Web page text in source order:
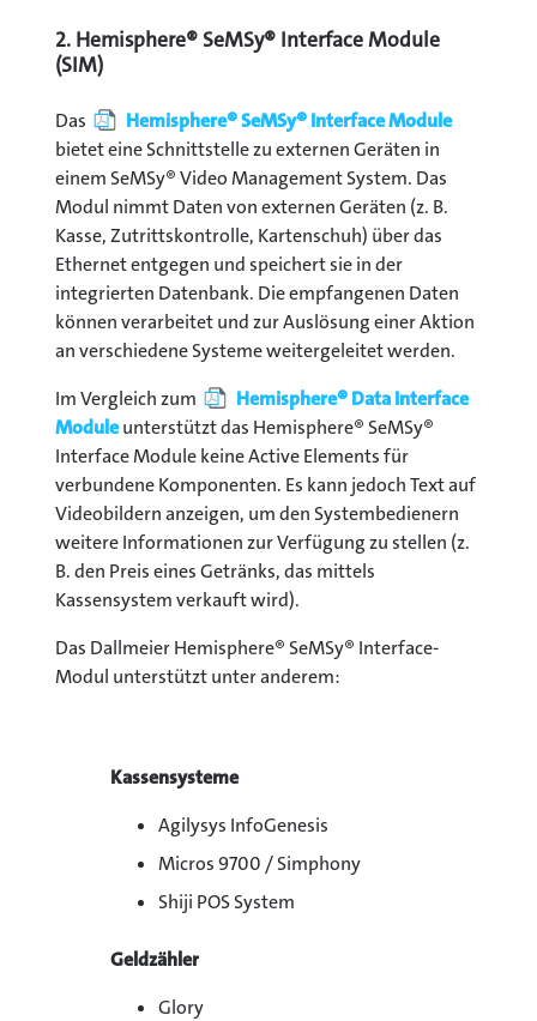
2. Hemisphere® SeMSy® Interface Module
(SIM)
Das
Hemisphere® SeMSy® Interface Module
bietet eine Schnittstelle zu externen Geräten in
einem SeMSy® Video Management System. Das
Modul nimmt Daten von externen Geräten (z. B.
Kasse, Zutrittskontrolle, Kartenschuh) über das
Ethernet entgegen und speichert sie in der
integrierten Datenbank. Die empfangenen Daten
können verarbeitet und zur Auslösung einer Aktion
an verschiedene Systeme weitergeleitet werden.
Im Vergleich zum
Hemisphere® Data Interface
Moduleunterstützt das Hemisphere® SeMSy®
Interface Module keine Active Elements für
verbundene Komponenten. Es kann jedoch Text auf
Videobildern anzeigen, um den Systembedienern
weitere Informationen zur Verfügung zu stellen (z.
B. den Preis eines Getränks, das mittels
Kassensystem verkauft wird).
Das Dallmeier Hemisphere® SeMSy® Interface-
Modul unterstützt unter anderem:
Kassensysteme
Agilysys InfoGenesis
Micros 9700 / Simphony
Shiji POS System
Geldzähler
Glory